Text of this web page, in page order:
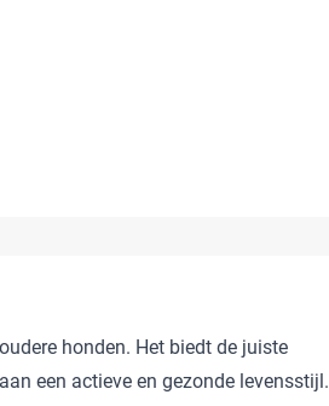
honden. Het biedt de juiste
een actieve en gezonde levensstijl.